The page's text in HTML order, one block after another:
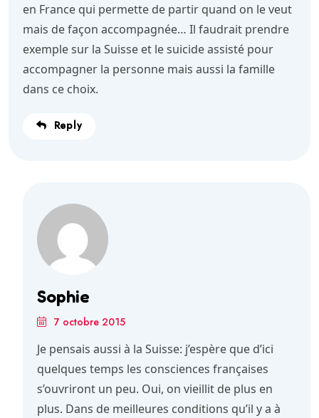
en France qui permette de partir quand on le veut
mais de façon accompagnée… Il faudrait prendre
exemple sur la Suisse et le suicide assisté pour
accompagner la personne mais aussi la famille
dans ce choix.
Reply
Sophie
7 octobre 2015
Je pensais aussi à la Suisse: j’espère que d’ici
quelques temps les consciences françaises
s’ouvriront un peu. Oui, on vieillit de plus en
plus. Dans de meilleures conditions qu’il y a à